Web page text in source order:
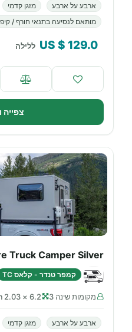
ארבע על ארבע
מזגן קדמי
מותאם לנסיעה בתנאי חורף /
129.0
$ US ללילה
צפייה
Truck Camper Silver
קמפר טנדר - קלאס TC
מקומות שינה 3 6.2 × 2.03 m
ארבע על ארבע מזגן קדמי